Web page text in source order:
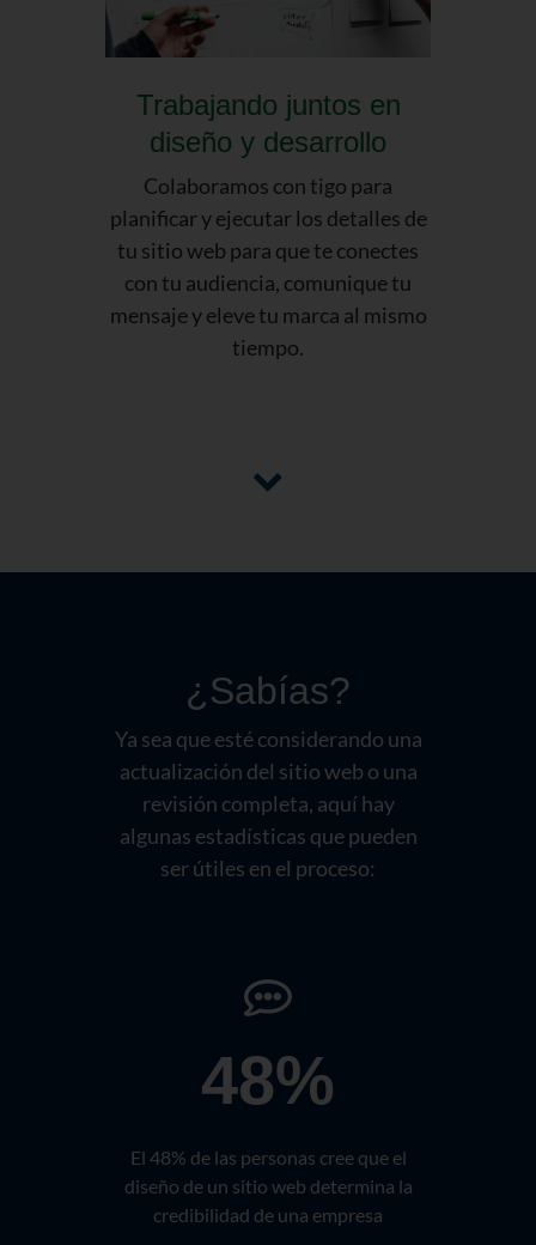
Trabajando juntos en
diseño y desarrollo
Colaboramos con tigo para
planificar y ejecutar los detalles de
tu sitio web para que te conectes
con tu audiencia, comunique tu
mensaje y eleve tu marca al mismo
tiempo.
¿Sabías?
Ya sea que esté considerando una
actualización del sitio web o una
revisión completa, aquí hay
algunas estadísticas que pueden
ser útiles en el proceso:
48%
El 48% de las personas cree que el
diseño de un sitio web determina la
credibilidad de una empresa